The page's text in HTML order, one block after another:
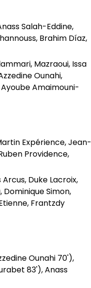
Salah-Eddine,
Brahim Díaz,
Mazraoui, Issa
Ounahi,
Ayoube Amaimouni-
Expérience, Jean-
Providence,
Duke Lacroix,
Simon,
Frantzdy
Ounahi 70'),
83'), Anass